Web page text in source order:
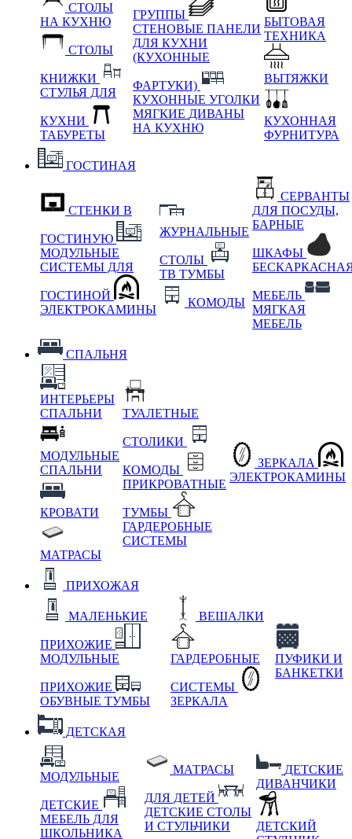
СТОЛЫ
НА КУХНЮ
СТОЛЫ
КНИЖКИ
СТУЛЬЯ ДЛЯ
КУХНИ
ТАБУРЕТЫ
ГРУППЫ
СТЕНОВЫЕ ПАНЕЛИ
ДЛЯ КУХНИ
(КУХОННЫЕ
ФАРТУКИ)
КУХОННЫЕ УГОЛКИ
МЯГКИЕ ДИВАНЫ
НА КУХНЮ
БЫТОВАЯ
ТЕХНИКА
ВЫТЯЖКИ
КУХОННАЯ
ФУРНИТУРА
ГОСТИНАЯ
СТЕНКИ В
ГОСТИНУЮ
МОДУЛЬНЫЕ
СИСТЕМЫ ДЛЯ
ГОСТИНОЙ
ЭЛЕКТРОКАМИНЫ
ЖУРНАЛЬНЫЕ
СТОЛЫ
ТВ ТУМБЫ
КОМОДЫ
СЕРВАНТЫ
ДЛЯ ПОСУДЫ,
БАРНЫЕ
ШКАФЫ
МЕБЕЛЬ
МЯГКАЯ
МЕБЕЛЬ
СПАЛЬНЯ
ИНТЕРЬЕРЫ
СПАЛЬНИ
МОДУЛЬНЫЕ
СПАЛЬНИ
КРОВАТИ
МАТРАСЫ
ТУАЛЕТНЫЕ
СТОЛИКИ
КОМОДЫ
ПРИКРОВАТНЫЕ
ТУМБЫ
ГАРДЕРОБНЫЕ
СИСТЕМЫ
ЗЕРКАЛА
ЭЛЕКТРОКАМИНЫ
ПРИХОЖАЯ
МАЛЕНЬКИЕ
ПРИХОЖИЕ
МОДУЛЬНЫЕ
ПРИХОЖИЕ
ОБУВНЫЕ ТУМБЫ
ВЕШАЛКИ
ГАРДЕРОБНЫЕ
СИСТЕМЫ
ЗЕРКАЛА
ПУФИКИ И
БАНКЕТКИ
ДЕТСКАЯ
МОДУЛЬНЫЕ
ДЕТСКИЕ
МЕБЕЛЬ ДЛЯ
ШКОЛЬНИКА
МАТРАСЫ
ДЛЯ ДЕТЕЙ
ДЕТСКИЕ СТОЛЫ
И СТУЛЬЧИКИ
ДЕТСКИЕ
ДИВАНЧИКИ
ДЕТСКИЙ